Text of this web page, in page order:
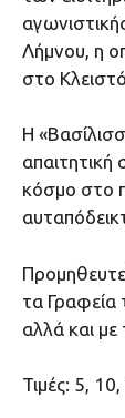
Λήμνου, η
στο
Η
κόσμο στο
τα Γραφεία
αλλά και
Τιμές: 5,